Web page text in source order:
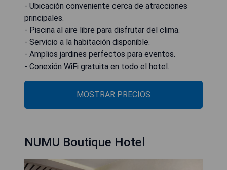
- Ubicación conveniente cerca de atracciones
principales.
- Piscina al aire libre para disfrutar del clima.
- Servicio a la habitación disponible.
- Amplios jardines perfectos para eventos.
- Conexión WiFi gratuita en todo el hotel.
MOSTRAR PRECIOS
NUMU Boutique Hotel